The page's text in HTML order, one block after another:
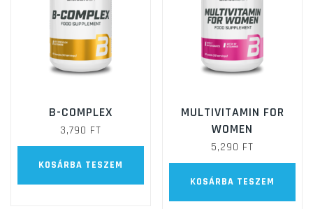
B-COMPLEX
3,790 FT
KOSÁRBA TESZEM
MULTIVITAMIN FOR
WOMEN
5,290 FT
KOSÁRBA TESZEM